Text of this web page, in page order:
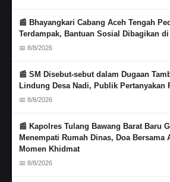
📰 Bhayangkari Cabang Aceh Tengah
Terdampak, Bantuan Sosial Dibagikan
📅 8/8/2026
📰 SM Disebut-sebut dalam Dugaan
Lindung Desa Nadi, Publik Pertanyakan
📅 8/8/2026
📰 Kapolres Tulang Bawang Barat Baru
Menempati Rumah Dinas, Doa Bersama
Momen Khidmat
📅 8/8/2026